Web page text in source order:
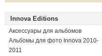
Innova Editions
Аксессуары для альбомов
Альбомы для фото Innova 2010-
2011